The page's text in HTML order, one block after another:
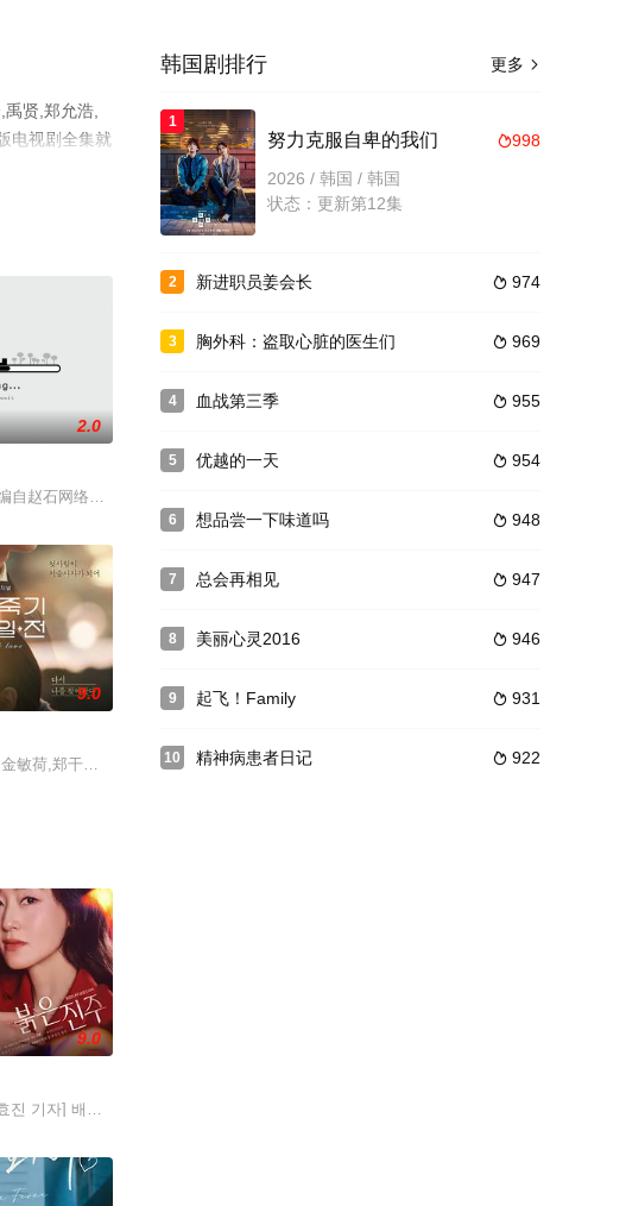
贤,郑允浩,
电视剧全集就
演被申率怡暗恋了1
,河道权
2.0
自赵石网络漫画，由河秉勋执导，李光洙、郑素敏、金大明等主演。乍看之下可能会觉得
方的熙泰和明熙之
手检察官(尹贤旻 饰)联手将以儿童和女性作为犯罪
9.0
敏荷,郑干柱,全彩恩
9.0
진 기자] 배우 박진희가 본격 컴백 활동에 나선다. 7일 스포티비뉴스 취재에
更多 
韩国剧排行
1
998
努力克服自卑的我们
2026 / 韩国 / 韩国
状态：更新第12集
2  974
新进职员姜会长
3  969
胸外科：盗取心脏的医生们
4  955
血战第三季
5  954
优越的一天
6  948
想品尝一下味道吗
7  947
总会再相见
8  946
美丽心灵2016
9  931
起飞！Family
10  922
精神病患者日记